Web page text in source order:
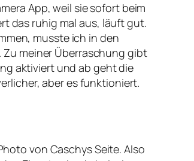
App, weil sie sofort beim
das ruhig mal aus, läuft gut.
musste ich in den
Zu meiner Überraschung gibt
aktiviert und ab geht die
aber es funktioniert.
von Caschys Seite. Also